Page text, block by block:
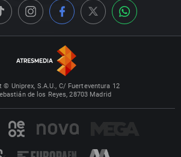
© Uniprex, S.A.U., C/ Fuerteventura 12
de los Reyes, 28703 Madrid